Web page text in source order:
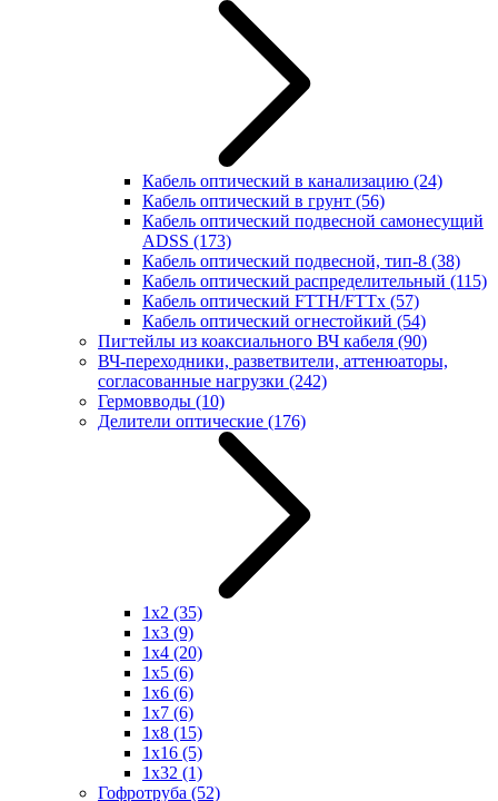
Кабель оптический в канализацию (24)
Кабель оптический в грунт (56)
Кабель оптический подвесной самонесущий
ADSS (173)
Кабель оптический подвесной, тип-8 (38)
Кабель оптический распределительный (115)
Кабель оптический FTTH/FTTx (57)
Кабель оптический огнестойкий (54)
Пигтейлы из коаксиального ВЧ кабеля (90)
ВЧ-переходники, разветвители, аттенюаторы,
согласованные нагрузки (242)
Гермовводы (10)
Делители оптические (176)
1x2 (35)
1x3 (9)
1x4 (20)
1x5 (6)
1x6 (6)
1x7 (6)
1x8 (15)
1x16 (5)
1x32 (1)
Гофротруба (52)